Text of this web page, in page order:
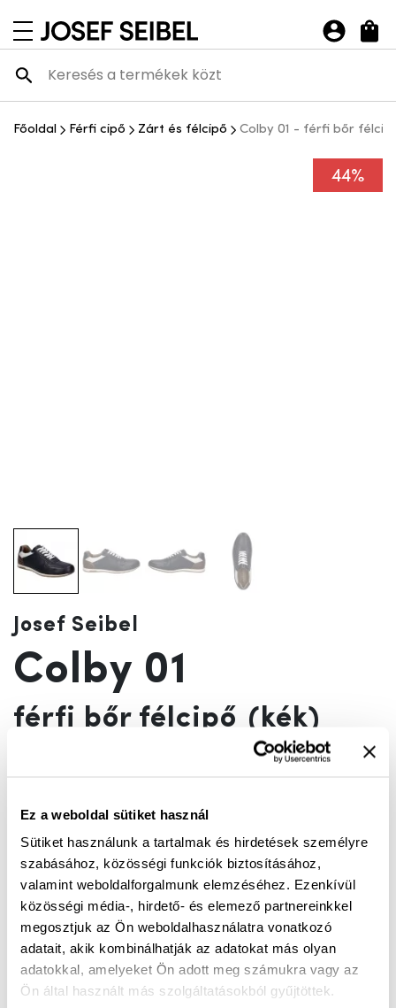
Ez a weboldal sütiket használ
Sütiket használunk a tartalmak és hirdetések személyre
szabásához, közösségi funkciók biztosításához,
valamint weboldalforgalmunk elemzéséhez. Ezenkívül
közösségi média-, hirdető- és elemező partnereinkkel
megosztjuk az Ön weboldalhasználatra vonatkozó
adatait, akik kombinálhatják az adatokat más olyan
adatokkal, amelyeket Ön adott meg számukra vagy az
Ön által használt más szolgáltatásokból gyűjtöttek.
navigációs menü megnyitása
Josef Seibel Webshop
Főoldal Férfi cipő Zárt és félcipő Colby 01 - férfi bőr
44%
Josef Seibel
Colby 01
férfi bőr félcipő (kék)
Mérettáblázat
Nincs a méretedben?
Szállítási idő:
Ingyenes kiszállítás 25 000 Ft felett